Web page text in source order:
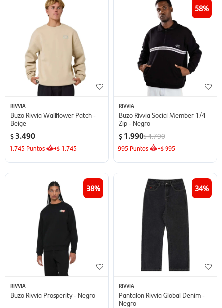
RIVVIA
Buzo Rivvia Wallflower Patch -
Beige
$ 3.490
1.745 Puntos +$ 1.745
58
RIVVIA
Buzo Rivvia Social Member 1/4
Zip - Negro
$ 1.990$4.790
995 Puntos +$995
38
RIVVIA
Buzo Rivvia Prosperity - Negro
34
RIVVIA
Pantalon Rivvia Global Denim -
Negro